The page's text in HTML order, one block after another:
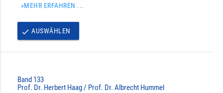
»MEHR ERFAHREN ...
done AUSWÄHLEN
Band 133
Prof. Dr. Herbert Haag / Prof. Dr. Albrecht Hummel